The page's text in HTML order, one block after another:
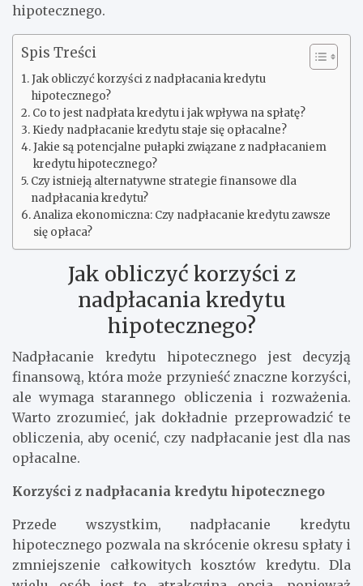
hipotecznego.
Spis Treści
Jak obliczyć korzyści z nadpłacania kredytu
hipotecznego?
Co to jest nadpłata kredytu i jak wpływa na spłatę?
Kiedy nadpłacanie kredytu staje się opłacalne?
Jakie są potencjalne pułapki związane z nadpłacaniem
kredytu hipotecznego?
Czy istnieją alternatywne strategie finansowe dla
nadpłacania kredytu?
Analiza ekonomiczna: Czy nadpłacanie kredytu zawsze
się opłaca?
Jak obliczyć korzyści z
nadpłacania kredytu
hipotecznego?
Nadpłacanie kredytu hipotecznego jest decyzją
finansową, która może przynieść znaczne korzyści,
ale wymaga starannego obliczenia i rozważenia.
Warto zrozumieć, jak dokładnie przeprowadzić te
obliczenia, aby ocenić, czy nadpłacanie jest dla nas
opłacalne.
Korzyści z nadpłacania kredytu hipotecznego
Przede wszystkim, nadpłacanie kredytu
hipotecznego pozwala na skrócenie okresu spłaty i
zmniejszenie całkowitych kosztów kredytu. Dla